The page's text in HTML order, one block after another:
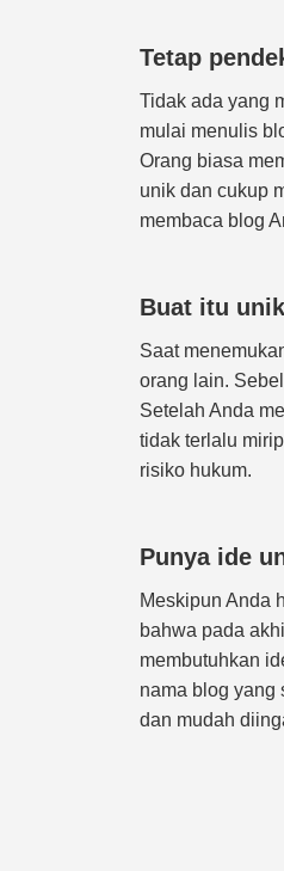
Tetap
Tidak ada yang
mulai menulis
Orang biasa
unik dan cukup
membaca blog
Buat itu unik
Saat
orang lain.
Setelah Anda
tidak terlalu
risiko hukum.
Punya ide
Meskipun Anda
bahwa pada
membutuhkan
nama blog yang
dan mudah